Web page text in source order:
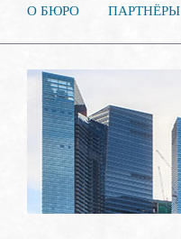
О БЮРО ПАРТНЁРЫ